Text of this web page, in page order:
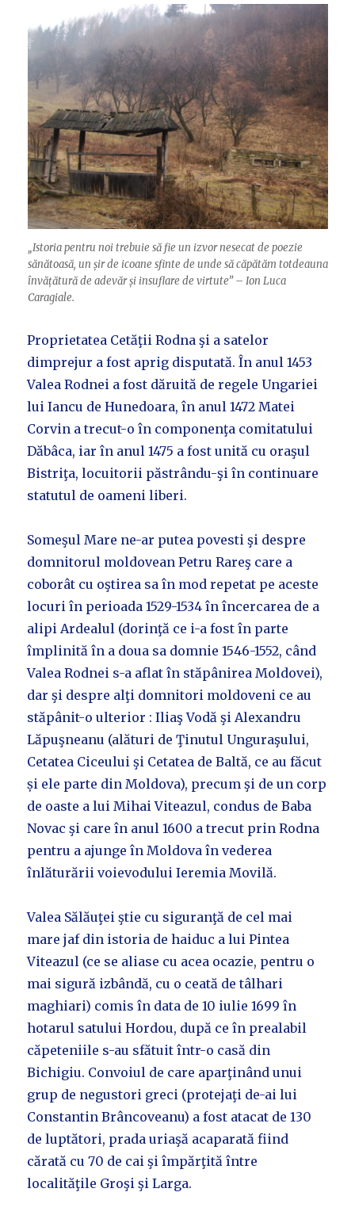
„Istoria pentru noi trebuie să fie un izvor nesecat de poezie
sănătoasă, un șir de icoane sfinte de unde să căpătăm totdeauna
învățătură de adevăr și insuflare de virtute” – Ion Luca
Caragiale.
Proprietatea Cetăţii Rodna şi a satelor
dimprejur a fost aprig disputată. În anul 1453
Valea Rodnei a fost dăruită de regele Ungariei
lui Iancu de Hunedoara, în anul 1472 Matei
Corvin a trecut-o în componenţa comitatului
Dăbâca, iar în anul 1475 a fost unită cu oraşul
Bistriţa, locuitorii păstrându-şi în continuare
statutul de oameni liberi.
Someşul Mare ne-ar putea povesti şi despre
domnitorul moldovean Petru Rareş care a
coborât cu oştirea sa în mod repetat pe aceste
locuri în perioada 1529-1534 în încercarea de a
alipi Ardealul (dorinţă ce i-a fost în parte
împlinită în a doua sa domnie 1546-1552, când
Valea Rodnei s-a aflat în stăpânirea Moldovei),
dar şi despre alţi domnitori moldoveni ce au
stăpânit-o ulterior : Iliaş Vodă şi Alexandru
Lăpuşneanu (alături de Ţinutul Unguraşului,
Cetatea Ciceului şi Cetatea de Baltă, ce au făcut
și ele parte din Moldova), precum şi de un corp
de oaste a lui Mihai Viteazul, condus de Baba
Novac şi care în anul 1600 a trecut prin Rodna
pentru a ajunge în Moldova în vederea
înlăturării voievodului Ieremia Movilă.
Valea Sălăuţei ştie cu siguranţă de cel mai
mare jaf din istoria de haiduc a lui Pintea
Viteazul (ce se aliase cu acea ocazie, pentru o
mai sigură izbândă, cu o ceată de tâlhari
maghiari) comis în data de 10 iulie 1699 în
hotarul satului Hordou, după ce în prealabil
căpeteniile s-au sfătuit într-o casă din
Bichigiu. Convoiul de care aparţinând unui
grup de negustori greci (protejaţi de-ai lui
Constantin Brâncoveanu) a fost atacat de 130
de luptători, prada uriaşă acaparată fiind
cărată cu 70 de cai şi împărţită între
localităţile Groşi şi Larga.